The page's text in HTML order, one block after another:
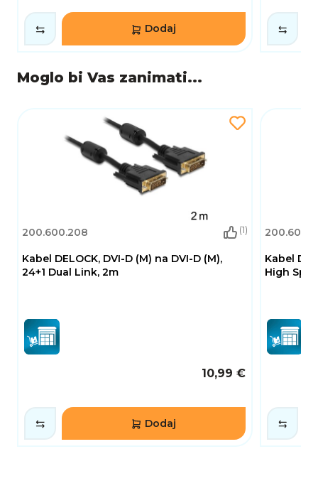
Dodaj
Moglo bi Vas zanimati...
200.600.208 (1)
Kabel DELOCK, DVI-D (M) na DVI-D (M),
24+1 Dual Link, 2m
10,99 €
Dodaj
Kabel
High